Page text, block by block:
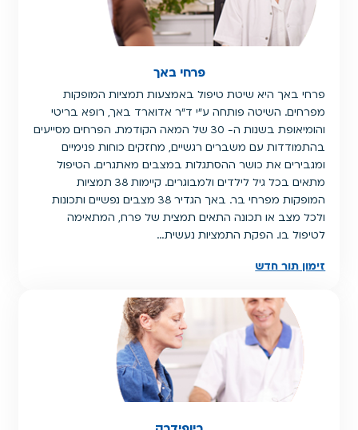
פרחי באך
פרחי באך היא שיטת טיפול באמצעות תמציות המופקות
מפרחים. השיטה פותחה ע"י ד"ר אדוארד באך, רופא בריטי
והומיאופת בשנות ה- 30 של המאה הקודמת. הפרחים מסייעים
בהתמודדות עם משברים רגשיים, מחזקים כוחות פנימיים
ומגבירים את כושר ההסתגלות במצבים מאתגרים. הטיפול
מתאים בכל גיל לילדים ולמבוגרים. קיימות 38 תמציות
המופקות מפרחי בר. באך הגדיר 38 מצבים נפשיים ותכונות
ולכל מצב או תכונה התאים תמצית של פרח, המתאימה
לטיפול בו. הפקת התמציות נעשית…
זימון תור חדש